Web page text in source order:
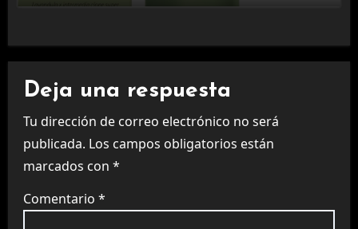
Deja una respuesta
Tu dirección de correo electrónico no será
publicada. Los campos obligatorios están
marcados con *
Comentario *